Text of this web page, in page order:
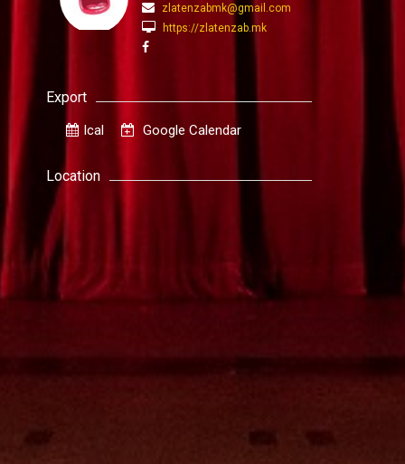
zlatenzabmk@gmail.com
https://zlatenzab.mk
Export
Ical Google Calendar
Location